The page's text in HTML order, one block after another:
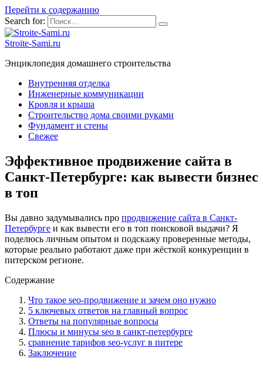
Перейти к содержанию
Search for:
Stroite-Sami.ru
Энциклопедия домашнего строительства
Внутренняя отделка
Инженерные коммуникации
Кровля и крыша
Строительство дома своими руками
Фундамент и стены
Свежее
Эффективное продвижение сайта в
Санкт-Петербурге: как вывести бизнес
в топ
Вы давно задумывались про продвижение сайта в Санкт-
Петербурге и как вывести его в топ поисковой выдачи? Я
поделюсь личным опытом и подскажу проверенные методы,
которые реально работают даже при жёсткой конкуренции в
питерском регионе.
Содержание
Что такое seo-продвижение и зачем оно нужно
5 ключевых ответов на главный вопрос
Ответы на популярные вопросы
Плюсы и минусы seo в санкт-петербурге
сравнение тарифов seo-услуг в питере
Заключение